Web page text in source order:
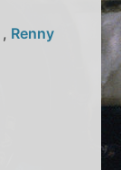
, Renny